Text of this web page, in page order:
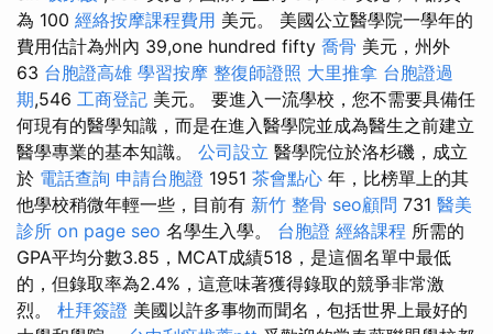
為 100 經絡按摩課程費用 美元。 美國公立醫學院一學年的
費用估計為州內 39,one hundred fifty 喬骨 美元，州外
63 台胞證高雄 學習按摩 整復師證照 大里推拿 台胞證過
期,546 工商登記 美元。 要進入一流學校，您不需要具備任
何現有的醫學知識，而是在進入醫學院並成為醫生之前建立
醫學專業的基本知識。 公司設立 醫學院位於洛杉磯，成立
於 電話查詢 申請台胞證 1951 茶會點心 年，比榜單上的其
他學校稍微年輕一些，目前有 新竹 整骨 seo顧問 731 醫美
診所 on page seo 名學生入學。 台胞證 經絡課程 所需的
GPA平均分數3.85，MCAT成績518，是這個名單中最低
的，但錄取率為2.4%，這意味著獲得錄取的競爭非常激
烈。 杜拜簽證 美國以許多事物而聞名，包括世界上最好的